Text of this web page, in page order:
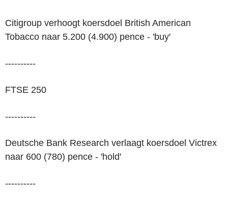
Citigroup verhoogt koersdoel British American
Tobacco naar 5.200 (4.900) pence - 'buy'
----------
FTSE 250
----------
Deutsche Bank Research verlaagt koersdoel Victrex
naar 600 (780) pence - 'hold'
----------